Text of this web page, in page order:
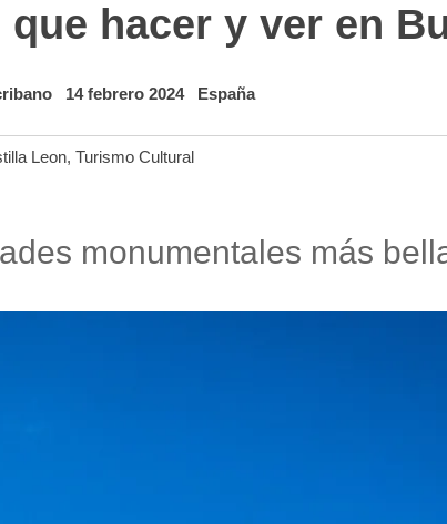
hacer y ver en
14 febrero 2024 España
Leon, Turismo Cultural
monumentales más